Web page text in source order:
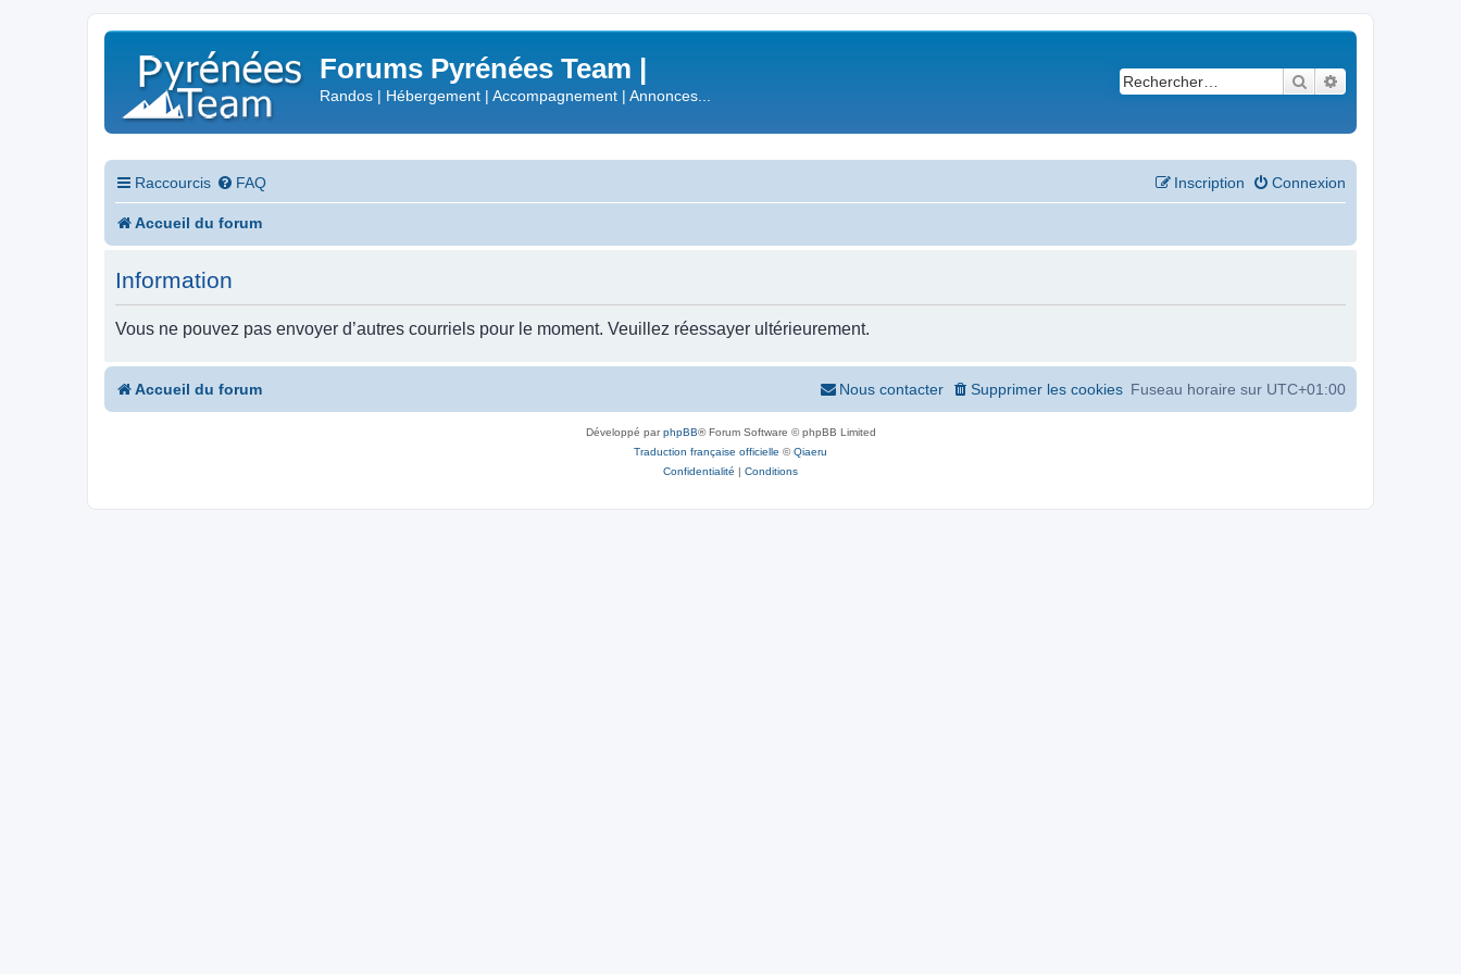
Forums Pyrénées Team |
Randos | Hébergement | Accompagnement | Annonces...
Rechercher
Raccourcis FAQ Connexion
Inscription
Accueil du forum
Information
Vous ne pouvez pas envoyer d’autres courriels pour le moment. Veuillez réessayer ultérieurement.
Accueil du forum Fuseau horaire sur UTC+01:00
Supprimer les cookies
Nous contacter
Développé parphpBB® Forum Software © phpBB Limited
Traduction française officielle ©Qiaeru
Confidentialité | Conditions